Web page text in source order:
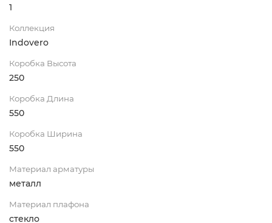
1
Коллекция
Indovero
Коробка Высота
250
Коробка Длина
550
Коробка Ширина
550
Материал арматуры
металл
Материал плафона
стекло